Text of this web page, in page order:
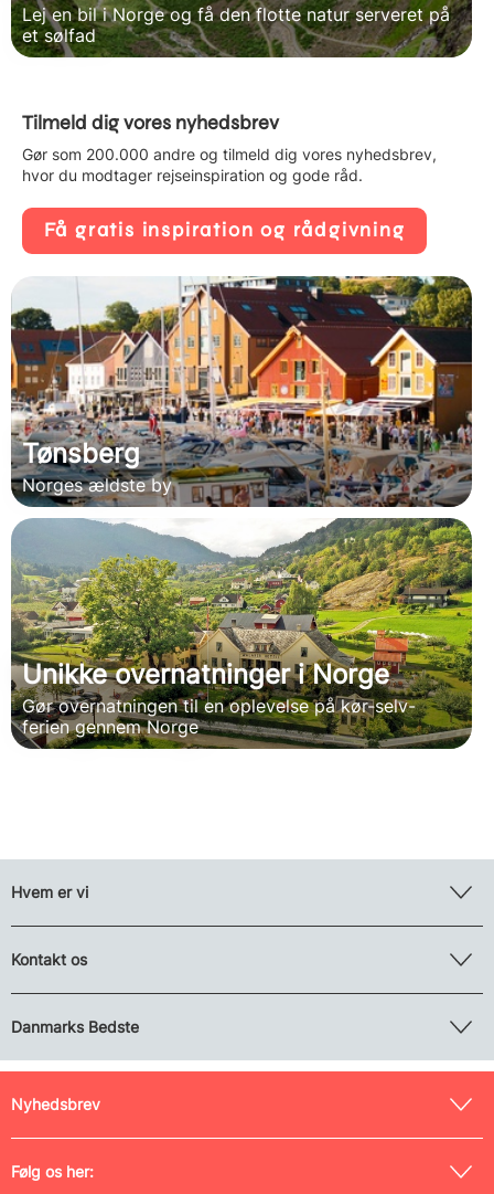
Lej en bil i Norge og få den flotte natur serveret på
et sølfad
Tilmeld dig vores nyhedsbrev
Gør som 200.000 andre og tilmeld dig vores nyhedsbrev,
hvor du modtager rejseinspiration og gode råd.
Få gratis inspiration og rådgivning
Tønsberg
Norges ældste by
Unikke overnatninger i Norge
Gør overnatningen til en oplevelse på kør-selv-
ferien gennem Norge
Hvem er vi
Kontakt os
Danmarks Bedste
Nyhedsbrev
Følg os her: